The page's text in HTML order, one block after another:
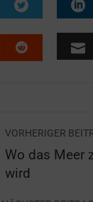
VORHERIGER
Wo das Meer
wird